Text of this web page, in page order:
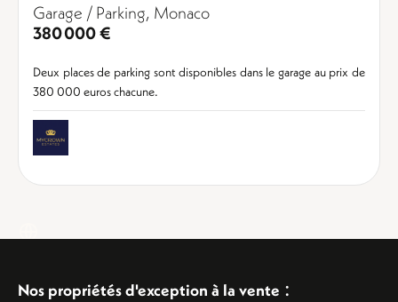
Garage / Parking, Monaco
380 000 €
Deux places de parking sont disponibles dans le garage au prix de
380 000 euros chacune.
Nos propriétés d'exception à la vente :